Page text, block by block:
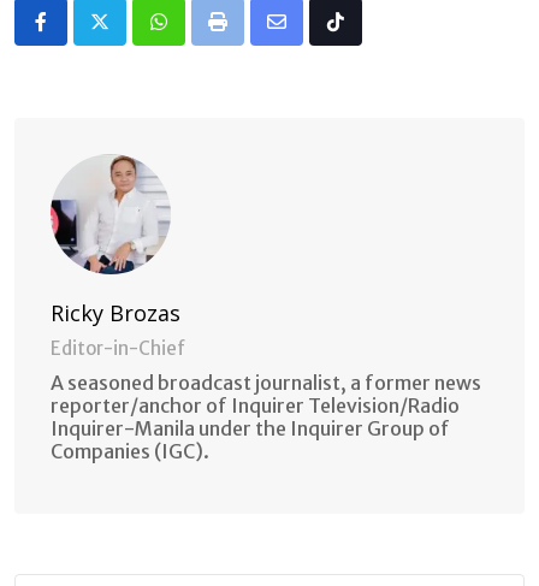
Whatsapp
Print
Share Tiktok
Ricky Brozas
Editor-in-Chief
A seasoned broadcast journalist, a former news
reporter/anchor of Inquirer Television/Radio
Inquirer-Manila under the Inquirer Group of
Companies (IGC).